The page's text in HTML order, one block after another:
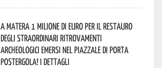
A Matera 1 milione di euro per il restauro
degli straordinari ritrovamenti
archeologici emersi nel piazzale di Porta
Postergola! I dettagli